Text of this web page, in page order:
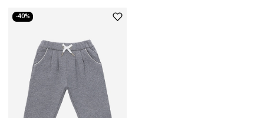
-40%